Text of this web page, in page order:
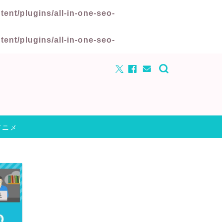
plugins/all-in-one-seo-
plugins/all-in-one-seo-
メ